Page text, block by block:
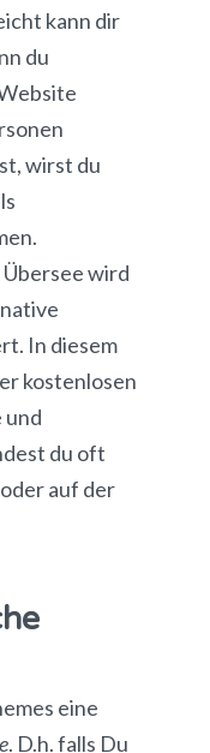
kann dir
du
wirst du
wird
In diesem
kostenlosen
und
du oft
auf der
eine
. D.h. falls Du